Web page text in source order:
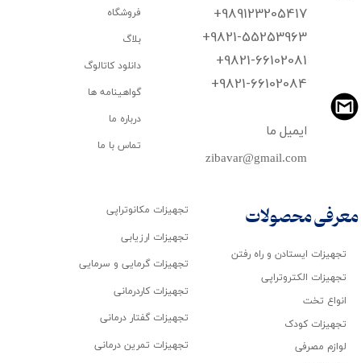
+989123205417
+9821-55253963
+9821-66102081
​​​​​​​+9821-66102084
zibavar@gmail.com
ایمیل ما
تجهیزات ایستادن و راه رفتن
تجهیزات الکتروتراپی
انواع تخت
تجهیزات کودک
لوازم مصرفی
فروشگاه
بلاگ
دانلود کاتالوگ
گواهینامه ها
درباره ما
تماس با ما
تجهیزات مکانوتراپی
تجهیزات ارزیابی
تجهیزات گرمایی و سرمایی
تجهیزات کاردرمانی
تجهیزات گفتار درمانی
تجهیزات تمرین درمانی
معرفی محصولات